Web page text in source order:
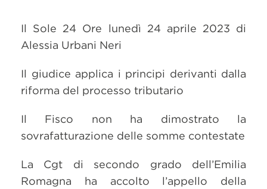
Il Sole 24 Ore lunedì 24 aprile 2023 di
Alessia Urbani Neri
Il giudice applica i principi derivanti dalla
riforma del processo tributario
Il Fisco non ha dimostrato la
sovrafatturazione delle somme contestate
La Cgt di secondo grado dell’Emilia
Romagna ha accolto l’appello della